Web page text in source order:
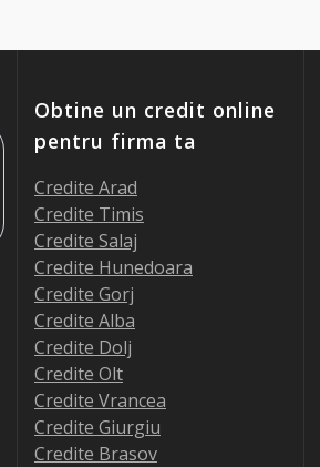
Obtine un credit online
pentru firma ta
Credite Arad
Credite Timis
Credite Salaj
Credite Hunedoara
Credite Gorj
Credite Alba
Credite Dolj
Credite Olt
Credite Vrancea
Credite Giurgiu
Credite Brasov